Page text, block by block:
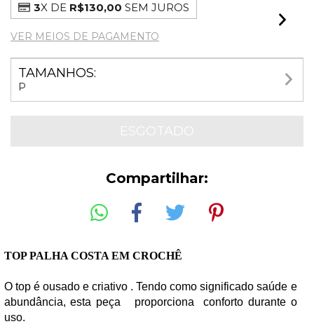
3X DE R$130,00 SEM JUROS
VER MEIOS DE PAGAMENTO
TAMANHOS:
P
Compartilhar:
TOP PALHA COSTA EM CROCHÊ
O top é ousado e criativo . Tendo como significado saúde e
abundância, esta peça   proporciona  conforto durante o
uso.